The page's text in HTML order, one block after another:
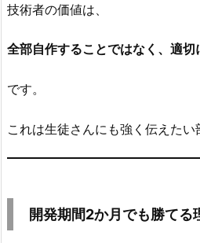
技術者の価値は、
全部自作することではなく、適切
です。
これは生徒さんにも強く伝えたい
開発期間2か月でも勝てる